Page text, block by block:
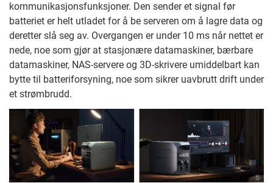
kommunikasjonsfunksjoner. Den sender et signal før
batteriet er helt utladet for å be serveren om å lagre data og
deretter slå seg av. Overgangen er under 10 ms når nettet er
nede, noe som gjør at stasjonære datamaskiner, bærbare
datamaskiner, NAS-servere og 3D-skrivere umiddelbart kan
bytte til batteriforsyning, noe som sikrer uavbrutt drift under
et strømbrudd.